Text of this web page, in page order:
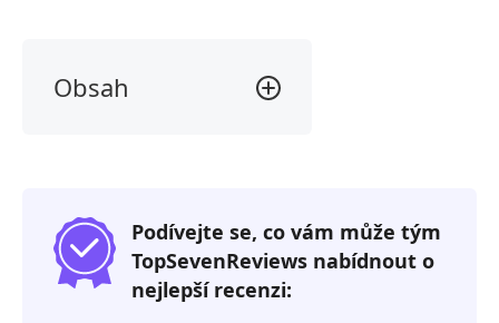
Obsah
Scrabble?
Část
2.
Podívejte se, co vám může tým
TopSevenReviews nabídnout o
nejlepší recenzi: